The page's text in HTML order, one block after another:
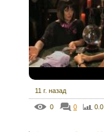
11 г. назад
0 0 0.0